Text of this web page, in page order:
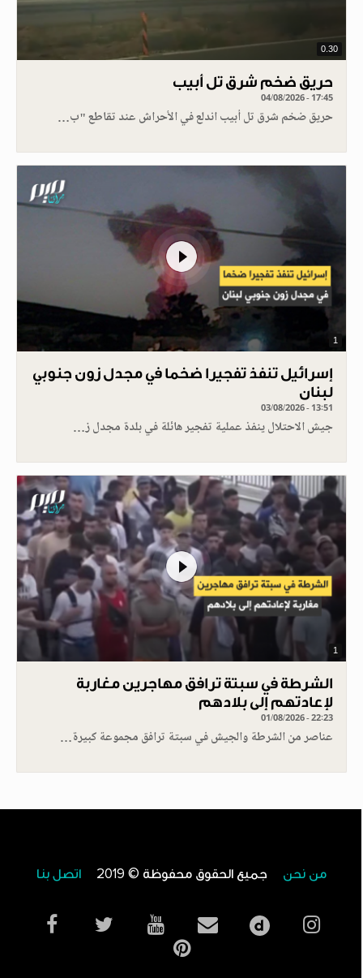
0.30
حريق ضخم شرق تل أبيب
04/08/2026 - 17:45
حريق ضخم شرق تل أبيب اندلع في الأحراش عند تقاطع "ب…
1
إسرائيل تنفذ تفجيرا ضخما في مجدل زون جنوبي
لبنان
03/08/2026 - 13:51
جيش الاحتلال ينفذ عملية تفجير هائلة في بلدة مجدل ز…
1
الشرطة في سبتة ترافق مهاجرين مغاربة
لإعادتهم إلى بلادهم
01/08/2026 - 22:23
عناصر من الشرطة والجيش في سبتة ترافق مجموعة كبيرة…
من نحن جميع الحقوق محفوظة © 2019 اتصل بنا